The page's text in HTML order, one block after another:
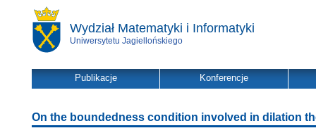
Wydział Matematyki i Informatyki
Uniwersytetu Jagiellońskiego
Publikacje Konferencje
On the boundedness condition involved in dilation